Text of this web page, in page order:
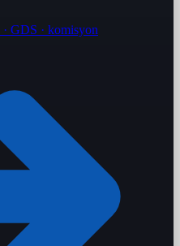
GDS · komisyon